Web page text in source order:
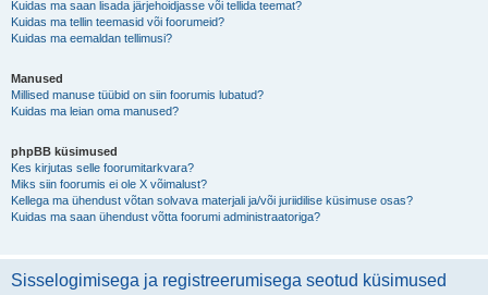
Kuidas ma saan lisada järjehoidjasse või tellida teemat?
Kuidas ma tellin teemasid või foorumeid?
Kuidas ma eemaldan tellimusi?
Manused
Millised manuse tüübid on siin foorumis lubatud?
Kuidas ma leian oma manused?
phpBB küsimused
Kes kirjutas selle foorumitarkvara?
Miks siin foorumis ei ole X võimalust?
Kellega ma ühendust võtan solvava materjali ja/või juriidilise küsimuse osas?
Kuidas ma saan ühendust võtta foorumi administraatoriga?
Sisselogimisega ja registreerumisega seotud küsimused